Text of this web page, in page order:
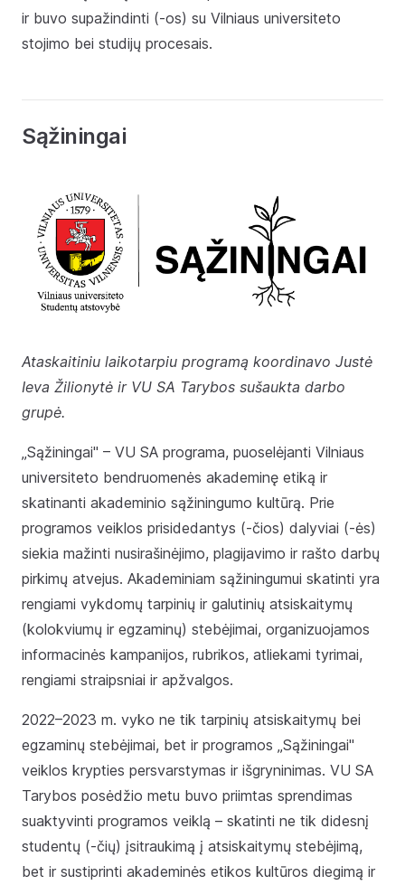
ir buvo supažindinti (-os) su Vilniaus universiteto
stojimo bei studijų procesais.
Sąžiningai
Ataskaitiniu laikotarpiu programą koordinavo Justė
Ieva Žilionytė ir VU SA Tarybos sušaukta darbo
grupė.
„Sąžiningai" – VU SA programa, puoselėjanti Vilniaus
universiteto bendruomenės akademinę etiką ir
skatinanti akademinio sąžiningumo kultūrą. Prie
programos veiklos prisidedantys (-čios) dalyviai (-ės)
siekia mažinti nusirašinėjimo, plagijavimo ir rašto darbų
pirkimų atvejus. Akademiniam sąžiningumui skatinti yra
rengiami vykdomų tarpinių ir galutinių atsiskaitymų
(kolokviumų ir egzaminų) stebėjimai, organizuojamos
informacinės kampanijos, rubrikos, atliekami tyrimai,
rengiami straipsniai ir apžvalgos.
2022–2023 m. vyko ne tik tarpinių atsiskaitymų bei
egzaminų stebėjimai, bet ir programos „Sąžiningai"
veiklos krypties persvarstymas ir išgryninimas. VU SA
Tarybos posėdžio metu buvo priimtas sprendimas
suaktyvinti programos veiklą – skatinti ne tik didesnį
studentų (-čių) įsitraukimą į atsiskaitymų stebėjimą,
bet ir sustiprinti akademinės etikos kultūros diegimą ir